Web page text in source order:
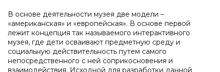
В основе деятельности музея две модели –
«американская» и «европейская». В основе первой
лежит концепция так называемого интерактивного
музея, где дети осваивают предметную среду и
социальную действительность путем самого
непосредственного с ней соприкосновения и
взаимодействия. Исходной для разработки данной